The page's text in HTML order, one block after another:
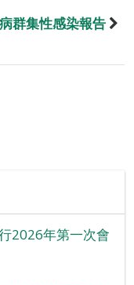
群集性感染報告
2026年第一次會